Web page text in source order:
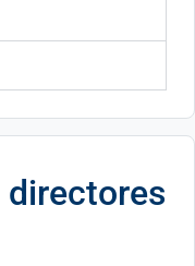
directores